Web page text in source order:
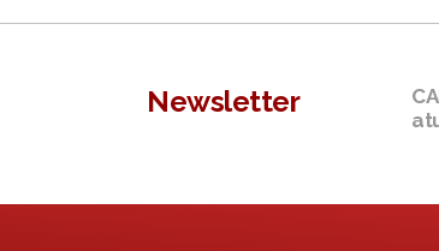
Newsletter